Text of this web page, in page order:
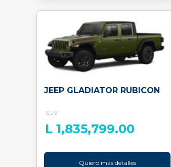
JEEP GLADIATOR RUBICON
SUV
L 1,835,799.00
Quiero más detalles